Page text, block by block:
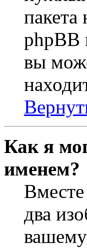
пакета
phpBB
вы
Как я
именем?
Вместе
два